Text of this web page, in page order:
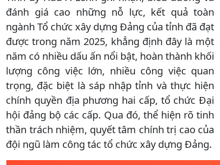
đánh giá cao những nỗ lực, kết quả toàn
ngành Tổ chức xây dựng Đảng của tỉnh đã đạt
được trong năm 2025, khẳng định đây là một
năm có nhiều dấu ấn nổi bật, hoàn thành khối
lượng công việc lớn, nhiều công việc quan
trọng, đặc biệt là sáp nhập tỉnh và thực hiện
chính quyền địa phương hai cấp, tổ chức Đại
hội đảng bộ các cấp. Qua đó, thể hiện rõ tinh
thần trách nhiệm, quyết tâm chính trị cao của
đội ngũ làm công tác tổ chức xây dựng Đảng.